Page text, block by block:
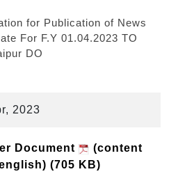
for Publication of News
For F.Y 01.04.2023 TO
DO
2023
Document
(content
(705 KB)